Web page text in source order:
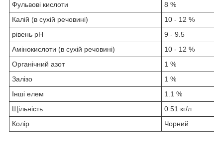
Фульвові кислоти
8 %
Калій (в сухій речовині)
10 - 12 %
рівень рН
9 - 9.5
Амінокислоти (в сухій речовині)
10 - 12 %
Органічний азот
1 %
Залізо
1 %
Інші елем
1.1 %
Щільність
0.51 кг/л
Колір
Чорний